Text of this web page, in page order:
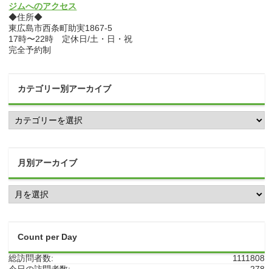
ジムへのアクセス
◆住所◆
東広島市西条町助実1867-5
17時〜22時 定休日/土・日・祝
完全予約制
カテゴリー別アーカイブ
カ
テ
ゴ
ア
ー
カ
月別アーカイブ
月
別
ア
ブ
Count per Day
1111808
総訪問者数: